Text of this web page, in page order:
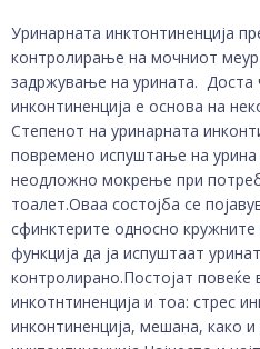
Уринарната инктонтиненција
контролирање на мочниот
задржување на урината. Доста
инконтиненција е основа на
Степенот на уринарната
повремено испуштање на
неодложно мокрење при
тоалет.Оваа состојба се
сфинктерите односно кружните
функција да ја испуштаат
контролирано.Постојат повеќе
инкотнтиненција и тоа: стрес
инконтиненција, мешана, како